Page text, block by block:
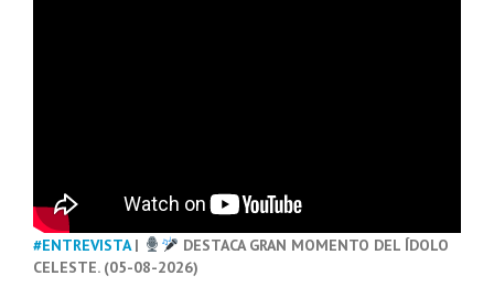
#ENTREVISTA|
DESTACA GRAN MOMENTO DEL ÍDOLO
CELESTE. (05-08-2026)